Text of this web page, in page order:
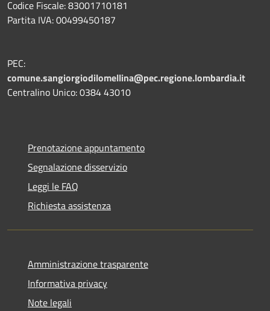
Codice Fiscale: 83001710181
Partita IVA: 00499450187
PEC:
comune.sangiorgiodilomellina@pec.regione.lombardia.it
Centralino Unico: 0384 43010
Prenotazione appuntamento
Segnalazione disservizio
Leggi le FAQ
Richiesta assistenza
Amministrazione trasparente
Informativa privacy
Note legali